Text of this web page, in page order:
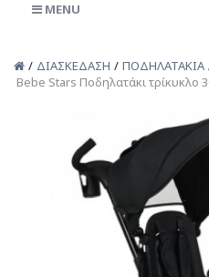
MENU
ΔΙΑΣΚΕΔΑΣΗ
ΠΟΔΗΛΑΤΑΚΙΑ
Bebe Stars Ποδηλατάκι τρίκυκλο